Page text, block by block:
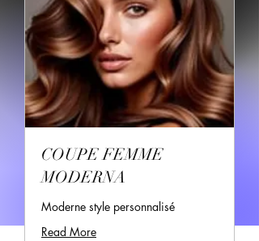
COUPE FEMME
MODERNA
Moderne style personnalisé
Read More